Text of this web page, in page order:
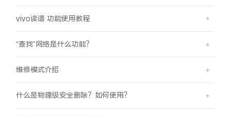
vivo读谱 功能使用教程
“查找”网络是什么功能？
维修模式介绍
什么是物理级安全删除？如何使用？